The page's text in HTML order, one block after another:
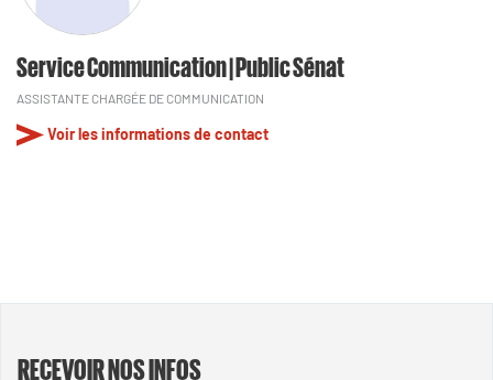
Service Communication | Public Sénat
ASSISTANTE CHARGÉE DE COMMUNICATION
Voir les informations de contact
RECEVOIR NOS INFOS